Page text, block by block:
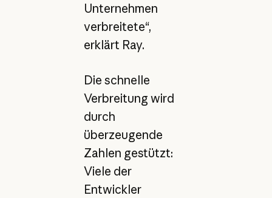
Unternehmen
verbreitete“,
erklärt Ray.
Die schnelle
Verbreitung wird
durch
überzeugende
Zahlen gestützt:
Viele der
Entwickler